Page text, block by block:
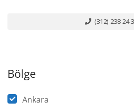
(312) 238 24
Bölge
Ankara